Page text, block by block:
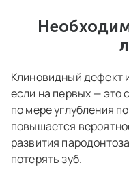
Клиновидный дефект
если на первых — это
по мере углубления
повышается
развития
потерять зуб.